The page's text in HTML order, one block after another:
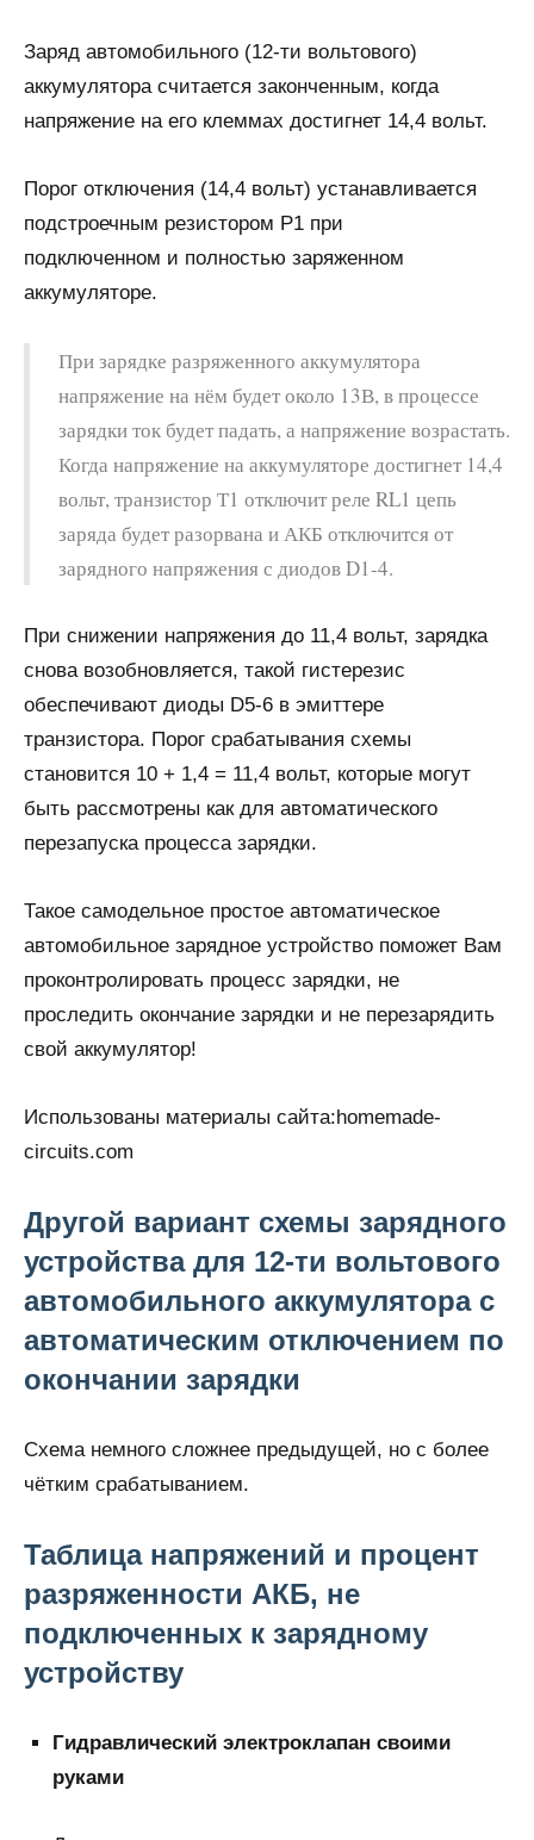
Заряд автомобильного (12-ти вольтового)
аккумулятора считается законченным, когда
напряжение на его клеммах достигнет 14,4 вольт.
Порог отключения (14,4 вольт) устанавливается
подстроечным резистором Р1 при
подключенном и полностью заряженном
аккумуляторе.
При зарядке разряженного аккумулятора
напряжение на нём будет около 13В, в процессе
зарядки ток будет падать, а напряжение возрастать.
Когда напряжение на аккумуляторе достигнет 14,4
вольт, транзистор Т1 отключит реле RL1 цепь
заряда будет разорвана и АКБ отключится от
зарядного напряжения с диодов D1-4.
При снижении напряжения до 11,4 вольт, зарядка
снова возобновляется, такой гистерезис
обеспечивают диоды D5-6 в эмиттере
транзистора. Порог срабатывания схемы
становится 10 + 1,4 = 11,4 вольт, которые могут
быть рассмотрены как для автоматического
перезапуска процесса зарядки.
Такое самодельное простое автоматическое
автомобильное зарядное устройство поможет Вам
проконтролировать процесс зарядки, не
проследить окончание зарядки и не перезарядить
свой аккумулятор!
Использованы материалы сайта:homemade-
circuits.com
Другой вариант схемы зарядного
устройства для 12-ти вольтового
автомобильного аккумулятора с
автоматическим отключением по
окончании зарядки
Схема немного сложнее предыдущей, но с более
чётким срабатыванием.
Таблица напряжений и процент
разряженности АКБ, не
подключенных к зарядному
устройству
Гидравлический электроклапан своими
руками